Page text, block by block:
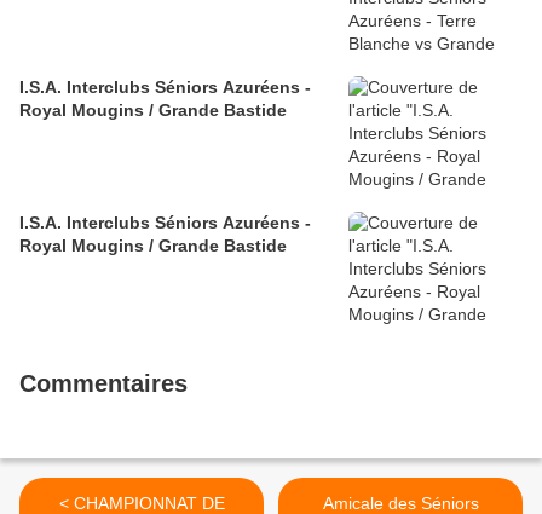
I.S.A. Interclubs Séniors Azuréens -
Royal Mougins / Grande Bastide
I.S.A. Interclubs Séniors Azuréens -
Royal Mougins / Grande Bastide
Commentaires
< CHAMPIONNAT DE
Amicale des Séniors